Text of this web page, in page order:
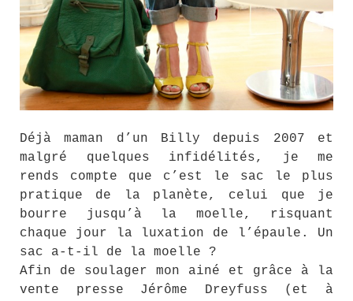
Déjà maman d’un Billy depuis 2007 et
malgré quelques infidélités, je me
rends compte que c’est le sac le plus
pratique de la planète, celui que je
bourre jusqu’à la moelle, risquant
chaque jour la luxation de l’épaule. Un
sac a-t-il de la moelle ?
Afin de soulager mon ainé et grâce à la
vente presse Jérôme Dreyfuss (et à